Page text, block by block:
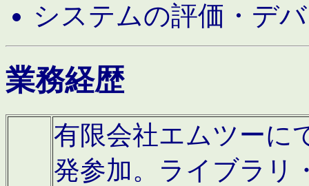
システムの評価・デ
業務経歴
有限会社エムツーに
発参加。ライブラリ